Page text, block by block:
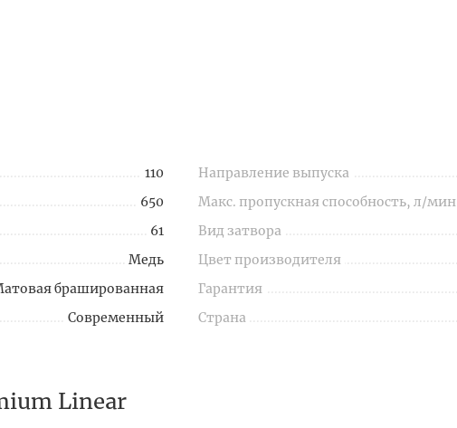
110
650
61
Медь
брашированная
Современный
Направление выпуска
Макс. пропускная способность, л/мин
Вид затвора
Цвет производителя
Гарантия
Страна
Linear